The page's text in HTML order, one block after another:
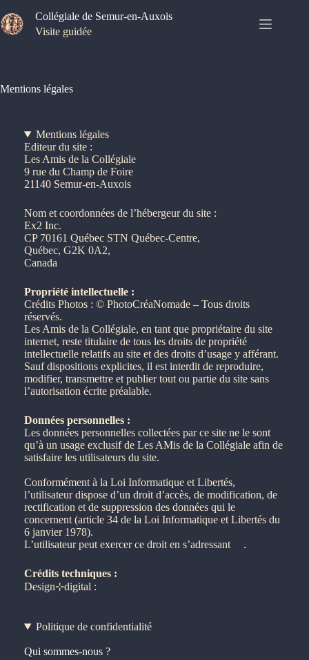
au
contenu
Collégiale de Semur-en-Auxois
Visite guidée
Mentions légales
Mentions légales
Editeur du site :
Les Amis de la Collégiale
9 rue du Champ de Foire
21140 Semur-en-Auxois
Nom et coordonnées de l’hébergeur du site :
Ex2 Inc.
CP 70161 Québec STN Québec-Centre,
Québec, G2K 0A2,
Canada
Propriété intellectuelle :
Crédits Photos : © PhotoCréaNomade – Tous droits
réservés.
Les Amis de la Collégiale, en tant que propriétaire du site
internet, reste titulaire de tous les droits de propriété
intellectuelle relatifs au site et des droits d’usage y afférant.
Sauf dispositions explicites, il est interdit de reproduire,
modifier, transmettre et publier tout ou partie du site sans
l’autorisation écrite préalable.
Données personnelles :
Les données personnelles collectées par ce site ne le sont
qu’à un usage exclusif de Les AMis de la Collégiale afin de
satisfaire les utilisateurs du site.
Conformément à la Loi Informatique et Libertés,
l’utilisateur dispose d’un droit d’accès, de modification, de
rectification et de suppression des données qui le
concernent (article 34 de la Loi Informatique et Libertés du
6 janvier 1978).
L’utilisateur peut exercer ce droit en s’adressant
.
Crédits techniques :
Design⊹digital :
Politique de confidentialité
Qui sommes-nous ?